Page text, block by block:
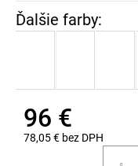
96 €
78,05 € bez DPH